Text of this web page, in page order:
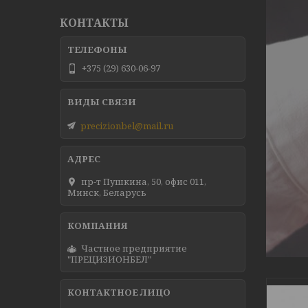
КОНТАКТЫ
+375 (29) 630-06-97
precizionbel@mail.ru
пр-т Пушкина, 50, офис 011,
Минск, Беларусь
Частное предприятие
"ПРЕЦИЗИОНБЕЛ"